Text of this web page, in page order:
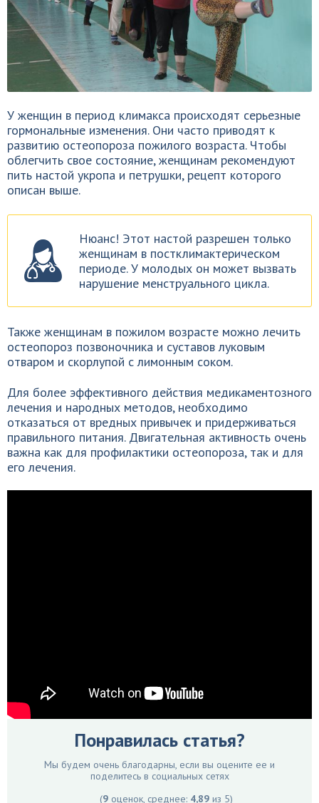
У женщин в период климакса происходят серьезные
гормональные изменения. Они часто приводят к
развитию остеопороза пожилого возраста. Чтобы
облегчить свое состояние, женщинам рекомендуют
пить настой укропа и петрушки, рецепт которого
описан выше.
Нюанс! Этот настой разрешен только
женщинам в постклимактерическом
периоде. У молодых он может вызвать
нарушение менструального цикла.
Также женщинам в пожилом возрасте можно лечить
остеопороз позвоночника и суставов луковым
отваром и скорлупой с лимонным соком.
Для более эффективного действия медикаментозного
лечения и народных методов, необходимо
отказаться от вредных привычек и придерживаться
правильного питания. Двигательная активность очень
важна как для профилактики остеопороза, так и для
его лечения.
Понравилась статья?
Мы будем очень благодарны, если вы оцените ее и
поделитесь в социальных сетях
(9 оценок, среднее: 4,89 из 5)